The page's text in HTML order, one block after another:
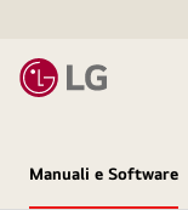
Manuali e Software